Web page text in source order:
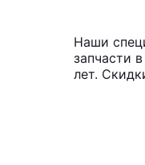
Наши
запчасти
лет.